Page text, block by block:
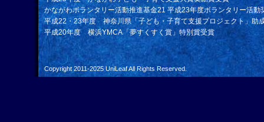
かながわボランタリー活動推進基金21 平成23年度ボランタリー活動
平成22・23年度 神奈川県「子ども・子育て支援プロジェクト」助
平成20年度 横浜YMCA「夢すくすく賞」特別賞受賞
Copyright 2011-2025 UniLeafAll Rights Reserved.